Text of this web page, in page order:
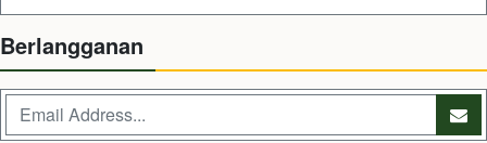
Berlangganan